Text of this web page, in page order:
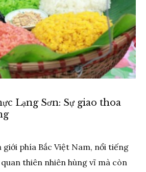
Lạng Sơn: Sự giao thoa
giới phía Bắc Việt Nam, nổi tiếng
thiên nhiên hùng vĩ mà còn